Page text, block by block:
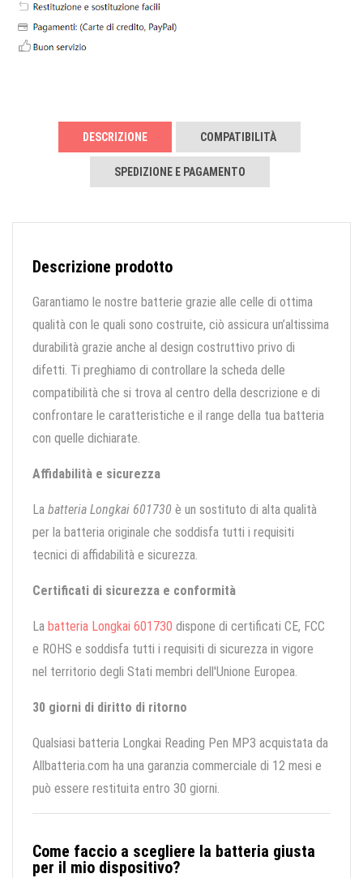
DESCRIZIONE COMPATIBILITÀ
SPEDIZIONE E PAGAMENTO
Descrizione prodotto
Garantiamo le nostre batterie grazie alle celle di ottima
qualità con le quali sono costruite, ciò assicura un’altissima
durabilità grazie anche al design costruttivo privo di
difetti. Ti preghiamo di controllare la scheda delle
compatibilità che si trova al centro della descrizione e di
confrontare le caratteristiche e il range della tua batteria
con quelle dichiarate.
Affidabilità e sicurezza
La batteria Longkai 601730 è un sostituto di alta qualità
per la batteria originale che soddisfa tutti i requisiti
tecnici di affidabilità e sicurezza.
Certificati di sicurezza e conformità
La batteria Longkai 601730 dispone di certificati CE, FCC
e ROHS e soddisfa tutti i requisiti di sicurezza in vigore
nel territorio degli Stati membri dell'Unione Europea.
30 giorni di diritto di ritorno
Qualsiasi batteria Longkai Reading Pen MP3 acquistata da
Allbatteria.com ha una garanzia commerciale di 12 mesi e
può essere restituita entro 30 giorni.
Come faccio a scegliere la batteria giusta
per il mio dispositivo?